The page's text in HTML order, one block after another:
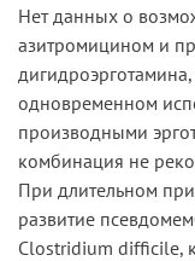
Нет данных о
азитромицином и
одновременном
производными
комбинация не
При длительном
развитие
Clostridium difficile,